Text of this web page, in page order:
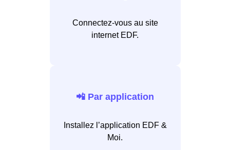
Connectez-vous au site
internet EDF.
📲 Par application
Installez l’application EDF &
Moi.